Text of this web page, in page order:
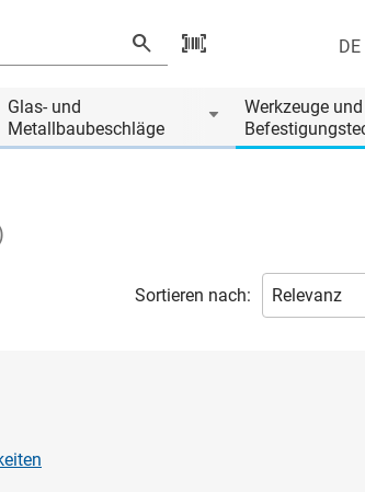
DE
Glas- und
Metallbaubeschläge
Werkzeuge und
Sortieren nach: